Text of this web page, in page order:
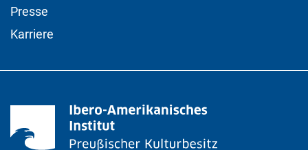
Presse
Karriere